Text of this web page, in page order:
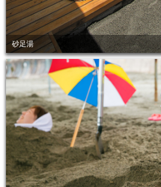
砂足湯